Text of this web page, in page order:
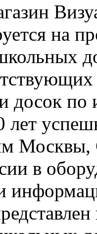
на
досок по
лет
Москвы,
в